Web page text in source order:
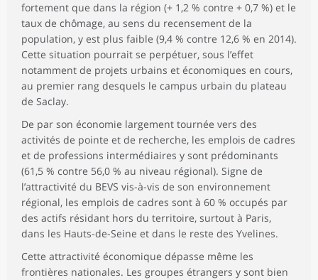
fortement que dans la région (+ 1,2 % contre + 0,7 %) et le
taux de chômage, au sens du recensement de la
population, y est plus faible (9,4 % contre 12,6 % en 2014).
Cette situation pourrait se perpétuer, sous l’effet
notamment de projets urbains et économiques en cours,
au premier rang desquels le campus urbain du plateau
de Saclay.
De par son économie largement tournée vers des
activités de pointe et de recherche, les emplois de cadres
et de professions intermédiaires y sont prédominants
(61,5 % contre 56,0 % au niveau régional). Signe de
l’attractivité du BEVS vis-à-vis de son environnement
régional, les emplois de cadres sont à 60 % occupés par
des actifs résidant hors du territoire, surtout à Paris,
dans les Hauts-de-Seine et dans le reste des Yvelines.
Cette attractivité économique dépasse même les
frontières nationales. Les groupes étrangers y sont bien